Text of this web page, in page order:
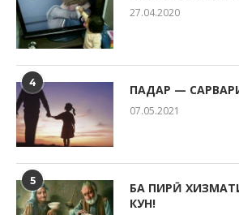
27.04.2020
4 ПАДАР —
07.05.2021
5
БА ПИРӢ
КУН!